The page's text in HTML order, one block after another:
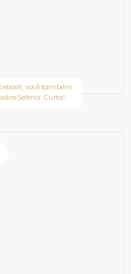
você também
Selena. Curta!